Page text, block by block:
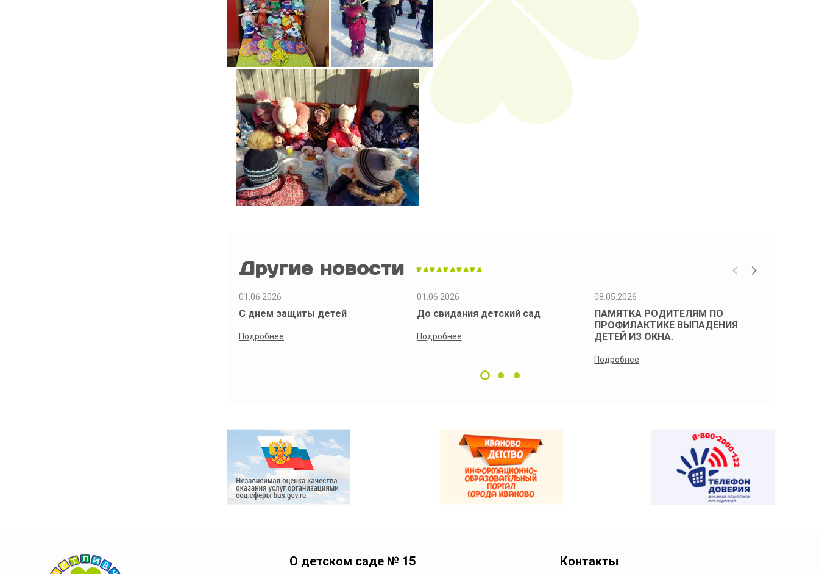
Другие новости
01.06.2026
С днем защиты детей
Подробнее
01.06.2026
До свидания детский сад
Подробнее
08.05.2026
ПАМЯТКА РОДИТЕЛЯМ ПО
ПРОФИЛАКТИКЕ ВЫПАДЕНИЯ
ДЕТЕЙ ИЗ ОКНА.
Подробнее
О детском саде № 15 Контакты